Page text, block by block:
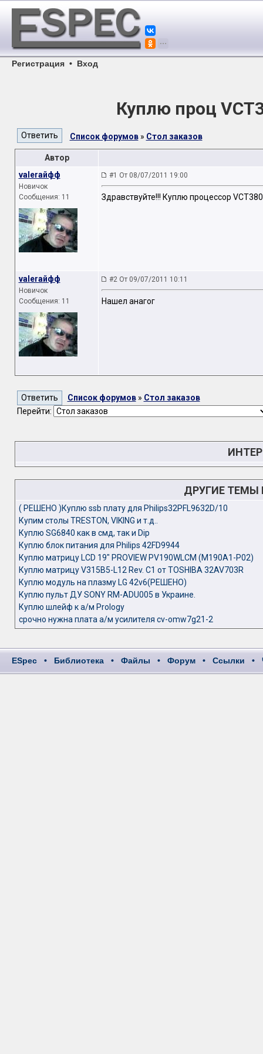
Регистрация • Вход
Куплю проц
Список форумов» Стол заказов
Автор
valeraйфф
Новичок
Сообщения: 11
#1 От 08/07/2011 19:00
Здравствуйте!!! Куплю процессор
valeraйфф
Новичок
Сообщения: 11
#2 От 09/07/2011 10:11
Нашел анагог
Список форумов» Стол заказов
Перейти:
ДРУГИЕ ТЕМЫ
( РЕШЕНО )Куплю ssb плату для Philips32PFL9632D/10
Купим столы TRESTON, VIKING и т.д..
Куплю SG6840 как в смд, так и Dip
Куплю блок питания для Philips 42FD9944
Куплю матрицу LCD 19" PROVIEW PV190WLCM (M190A1-P02)
Куплю матрицу V315B5-L12 Rev. C1 от TOSHIBA 32AV703R
Куплю модуль на плазму LG 42v6(РЕШЕНО)
Куплю пульт ДУ SONY RM-ADU005 в Украине.
Куплю шлейф к а/м Prology
срочно нужна плата а/м усилителя cv-omw7g21-2
ESpec • Библиотека • Файлы • Форум • Ссылки •